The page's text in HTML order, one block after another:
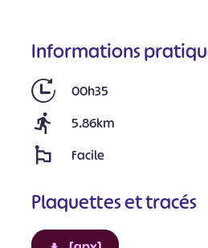
Informations
00h35
5.86km
Facile
Plaquettes et tracés